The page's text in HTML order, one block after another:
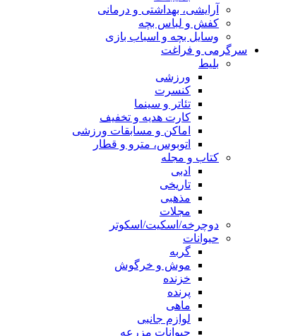
آرایشی، بهداشتی و درمانی
کفش و لباس بچه
وسایل بچه و اسباب بازی
سرگرمی و فراغت
بلیط
ورزشی
کنسرت
تئاتر و سینما
کارت هدیه و تخفیف
اماکن و مسابقات ورزشی
اتوبوس، مترو و قطار
کتاب و مجله
ادبی
تاریخی
مذهبی
مجلات
دوچرخه/اسکیت/اسکوتر
حیوانات
گربه
موش و خرگوش
خزنده
پرنده
ماهی
لوازم جانبی
حیوانات مزرعه